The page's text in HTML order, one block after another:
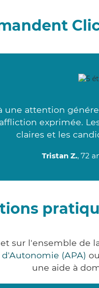
une attention
exprimée.
claires et les
Tristan Z., 72
sur l'ensemble de
(APA)
une aide à